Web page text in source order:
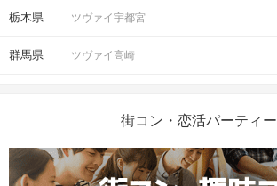
栃木県 ツヴァイ宇都宮
群馬県 ツヴァイ高崎
街コン・恋活パーティー